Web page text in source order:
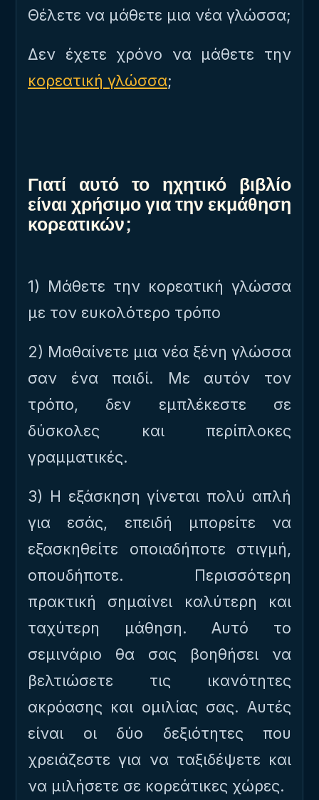
Θέλετε να μάθετε μια νέα γλώσσα;
Δεν έχετε χρόνο να μάθετε την
κορεατική γλώσσα;
Γιατί αυτό το ηχητικό βιβλίο
είναι χρήσιμο για την εκμάθηση
κορεατικών;
1) Μάθετε την κορεατική γλώσσα
με τον ευκολότερο τρόπο
2) Μαθαίνετε μια νέα ξένη γλώσσα
σαν ένα παιδί. Με αυτόν τον
τρόπο, δεν εμπλέκεστε σε
δύσκολες και περίπλοκες
γραμματικές.
3) Η εξάσκηση γίνεται πολύ απλή
για εσάς, επειδή μπορείτε να
εξασκηθείτε οποιαδήποτε στιγμή,
οπουδήποτε. Περισσότερη
πρακτική σημαίνει καλύτερη και
ταχύτερη μάθηση. Αυτό το
σεμινάριο θα σας βοηθήσει να
βελτιώσετε τις ικανότητες
ακρόασης και ομιλίας σας. Αυτές
είναι οι δύο δεξιότητες που
χρειάζεστε για να ταξιδέψετε και
να μιλήσετε σε κορεάτικες χώρες.